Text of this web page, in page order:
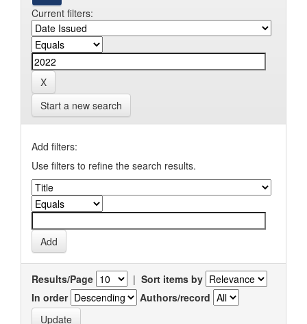
Current filters:
Start a new search
Add filters:
Use filters to refine the search results.
Results/Page | Sort items by
In order
Authors/record